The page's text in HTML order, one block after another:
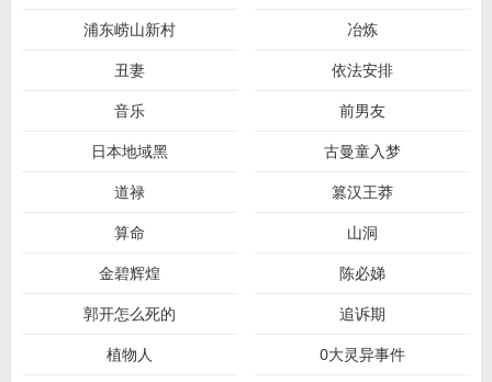
浦东崂山新村
冶炼
丑妻
依法安排
音乐
前男友
日本地域黑
古曼童入梦
道禄
篡汉王莽
算命
山洞
金碧辉煌
陈必娣
郭开怎么死的
追诉期
植物人
0大灵异事件